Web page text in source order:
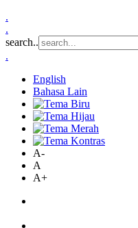
.
.
search..
.
English
Bahasa Lain
A-
A
A+